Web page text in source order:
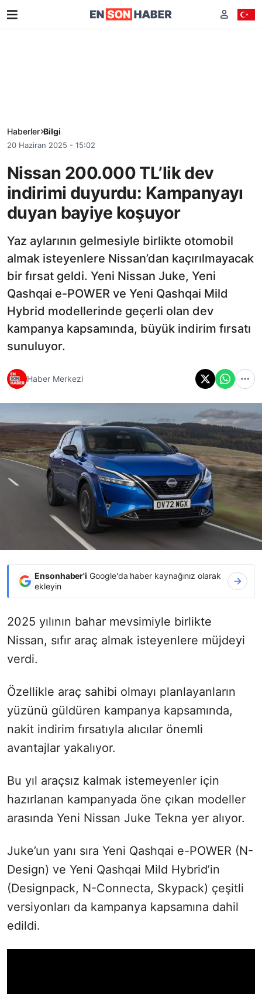
Haberler Bilgi
20 Haziran 2025 - 15:02
Nissan 200.000 TL’lik dev
indirimi duyurdu: Kampanyayı
duyan bayiye koşuyor
Yaz aylarının gelmesiyle birlikte otomobil
almak isteyenlere Nissan’dan kaçırılmayacak
bir fırsat geldi. Yeni Nissan Juke, Yeni
Qashqai e-POWER ve Yeni Qashqai Mild
Hybrid modellerinde geçerli olan dev
kampanya kapsamında, büyük indirim fırsatı
sunuluyor.
Haber Merkezi
Ensonhaber'i Google'da haber kaynağınız olarak
ekleyin
2025 yılının bahar mevsimiyle birlikte
Nissan, sıfır araç almak isteyenlere müjdeyi
verdi.
Özellikle araç sahibi olmayı planlayanların
yüzünü güldüren kampanya kapsamında,
nakit indirim fırsatıyla alıcılar önemli
avantajlar yakalıyor.
Bu yıl araçsız kalmak istemeyenler için
hazırlanan kampanyada öne çıkan modeller
arasında Yeni Nissan Juke Tekna yer alıyor.
Juke’un yanı sıra Yeni Qashqai e-POWER (N-
Design) ve Yeni Qashqai Mild Hybrid’in
(Designpack, N-Connecta, Skypack) çeşitli
versiyonları da kampanya kapsamına dahil
edildi.